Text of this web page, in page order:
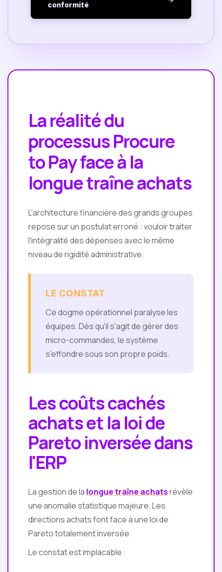
conformité
La réalité du
processus Procure
to Pay face à la
longue traîne achats
L'architecture financière des grands groupes
repose sur un postulat erroné : vouloir traiter
l'intégralité des dépenses avec le même
niveau de rigidité administrative.
LE CONSTAT
Ce dogme opérationnel paralyse les
équipes. Dès qu'il s'agit de gérer des
micro-commandes, le système
s'effondre sous son propre poids.
Les coûts cachés
achats et la loi de
Pareto inversée dans
l'ERP
La gestion de la longue traîne achatsrévèle
une anomalie statistique majeure. Les
directions achats font face à une loi de
Pareto totalement inversée.
Le constat est implacable :